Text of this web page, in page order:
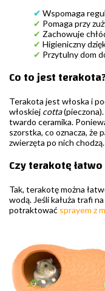
✔ Wspomaga
✔ Pomaga przy
✔ Zachowuje
✔ Higieniczny
✔ Przytulny dom
Co to jest
Terakota jest włoska i
włoskiej cotta
twardo ceramika.
szorstka, co oznacza, że
zwierzęta po nich chodzą.
Czy terakotę
Tak, terakotę można
wodą. Jeśli kałuża trafi
potraktować sprayem z